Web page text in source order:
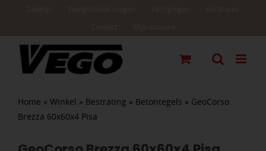
Home » Winkel » Bestrating » Betontegels » GeoCorso
Brezza 60x60x4 Pisa